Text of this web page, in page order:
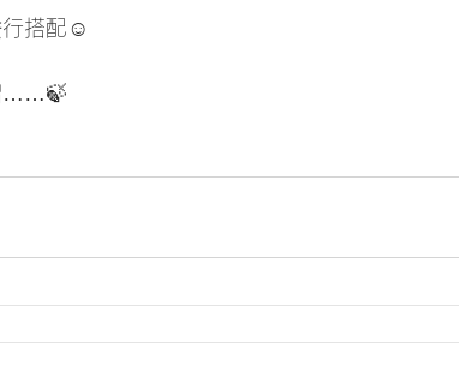
行搭配☺️
……🍃